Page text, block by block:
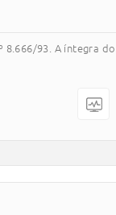
93. A íntegra